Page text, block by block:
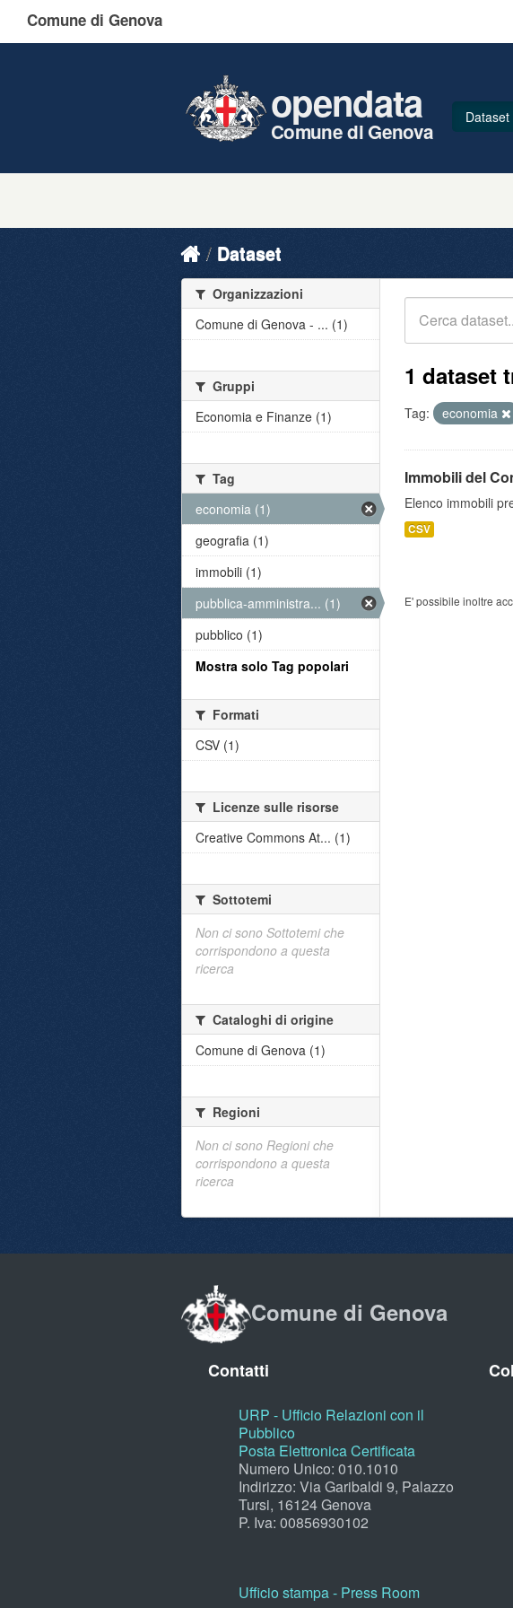
Comune di Genova
opendata
Comune di Genova
Dataset
Dataset
1 dataset
Tag: economia
Immobili del
Elenco immobili
CSV
E' possibile inoltre
Organizzazioni
Comune di Genova - ... (1)
Gruppi
Economia e Finanze (1)
Tag
economia (1)
geografia (1)
immobili (1)
pubblica-amministra... (1)
pubblico (1)
Mostra solo Tag popolari
Formati
CSV (1)
Licenze sulle risorse
Creative Commons At... (1)
Sottotemi
Non ci sono Sottotemi che
corrispondono a questa
ricerca
Cataloghi di origine
Comune di Genova (1)
Regioni
Non ci sono Regioni che
corrispondono a questa
ricerca
Comune di Genova
Contatti
URP - Ufficio Relazioni con il
Pubblico
Posta Elettronica Certificata
Numero Unico: 010.1010
Indirizzo: Via Garibaldi 9, Palazzo
Tursi, 16124 Genova
P. Iva: 00856930102
Ufficio stampa - Press Room